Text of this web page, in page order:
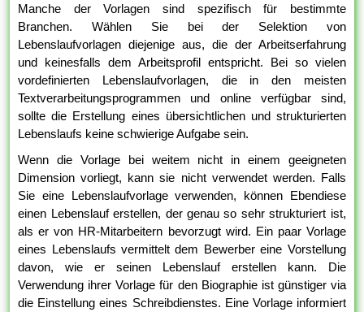
Manche der Vorlagen sind spezifisch für bestimmte
Branchen. Wählen Sie bei der Selektion von
Lebenslaufvorlagen diejenige aus, die der Arbeitserfahrung
und keinesfalls dem Arbeitsprofil entspricht. Bei so vielen
vordefinierten Lebenslaufvorlagen, die in den meisten
Textverarbeitungsprogrammen und online verfügbar sind,
sollte die Erstellung eines übersichtlichen und strukturierten
Lebenslaufs keine schwierige Aufgabe sein.
Wenn die Vorlage bei weitem nicht in einem geeigneten
Dimension vorliegt, kann sie nicht verwendet werden. Falls
Sie eine Lebenslaufvorlage verwenden, können Ebendiese
einen Lebenslauf erstellen, der genau so sehr strukturiert ist,
als er von HR-Mitarbeitern bevorzugt wird. Ein paar Vorlage
eines Lebenslaufs vermittelt dem Bewerber eine Vorstellung
davon, wie er seinen Lebenslauf erstellen kann. Die
Verwendung ihrer Vorlage für den Biographie ist günstiger via
die Einstellung eines Schreibdienstes. Eine Vorlage informiert